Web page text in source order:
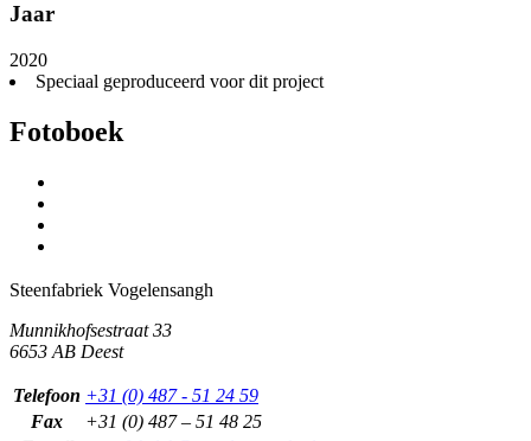
Jaar
2020
Speciaal geproduceerd voor dit project
Fotoboek
Steenfabriek Vogelensangh
Munnikhofsestraat 33
6653 AB Deest
Telefoon +31 (0) 487 - 51 24 59
Fax
+31 (0) 487 – 51 48 25